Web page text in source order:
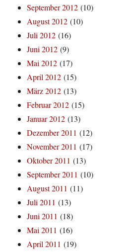
September 2012 (10)
August 2012 (10)
Juli 2012 (16)
Juni 2012 (9)
Mai 2012 (17)
April 2012 (15)
März 2012 (13)
Februar 2012 (15)
Januar 2012 (13)
Dezember 2011 (12)
November 2011 (17)
Oktober 2011 (13)
September 2011 (10)
August 2011 (11)
Juli 2011 (13)
Juni 2011 (18)
Mai 2011 (16)
April 2011 (19)